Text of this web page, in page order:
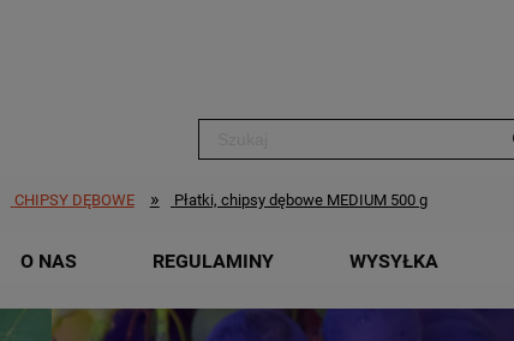
CHIPSY DĘBOWE » Płatki, chipsy dębowe MEDIUM 500 g
O NAS REGULAMINY WYSYŁKA